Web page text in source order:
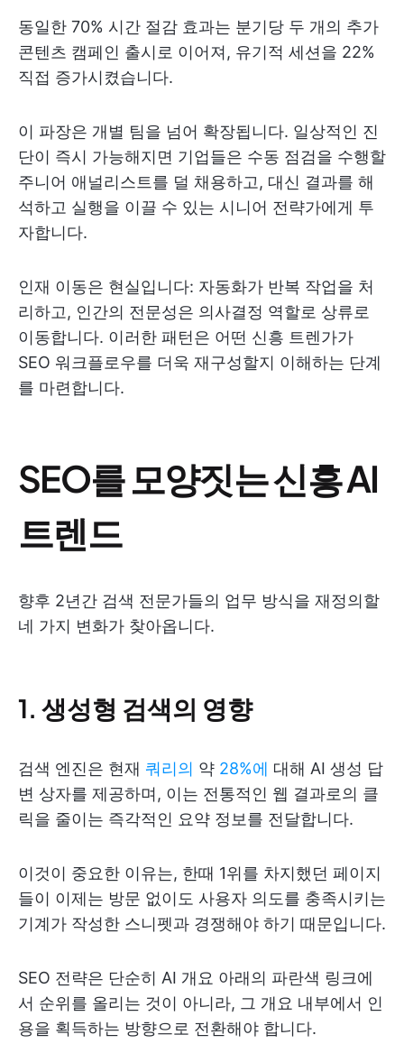
동일한 70% 시간 절감 효과는 분기당 두 개의 추가
콘텐츠 캠페인 출시로 이어져, 유기적 세션을 22%
직접 증가시켰습니다.
이 파장은 개별 팀을 넘어 확장됩니다. 일상적인 진
단이 즉시 가능해지면 기업들은 수동 점검을 수행할
주니어 애널리스트를 덜 채용하고, 대신 결과를 해
석하고 실행을 이끌 수 있는 시니어 전략가에게 투
자합니다.
인재 이동은 현실입니다: 자동화가 반복 작업을 처
리하고, 인간의 전문성은 의사결정 역할로 상류로
이동합니다. 이러한 패턴은 어떤 신흥 트렌가가
SEO 워크플로우를 더욱 재구성할지 이해하는 단계
를 마련합니다.
SEO를 모양짓는 신흥 AI
트렌드
향후 2년간 검색 전문가들의 업무 방식을 재정의할
네 가지 변화가 찾아옵니다.
1. 생성형 검색의 영향
검색 엔진은 현재 쿼리의 약 28%에 대해 AI 생성 답
변 상자를 제공하며, 이는 전통적인 웹 결과로의 클
릭을 줄이는 즉각적인 요약 정보를 전달합니다.
이것이 중요한 이유는, 한때 1위를 차지했던 페이지
들이 이제는 방문 없이도 사용자 의도를 충족시키는
기계가 작성한 스니펫과 경쟁해야 하기 때문입니다.
SEO 전략은 단순히 AI 개요 아래의 파란색 링크에
서 순위를 올리는 것이 아니라, 그 개요 내부에서 인
용을 획득하는 방향으로 전환해야 합니다.